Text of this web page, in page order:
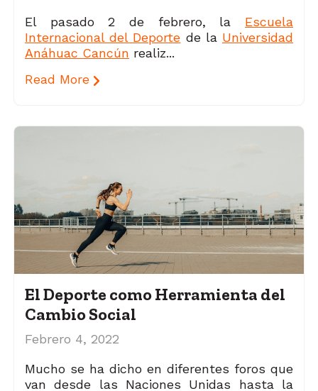
El pasado 2 de febrero, la Escuela
Internacional del Deporte de la Universidad
Anáhuac Cancún realiz...
Read More
El Deporte como Herramienta del
Cambio Social
Febrero 4, 2022
Mucho se ha dicho en diferentes foros que
van desde las Naciones Unidas hasta la